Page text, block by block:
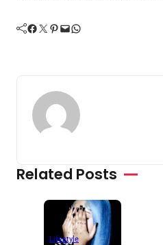
Facebook Twitter Pinterest Mail WhatsApp
Related Posts
Lifestyle